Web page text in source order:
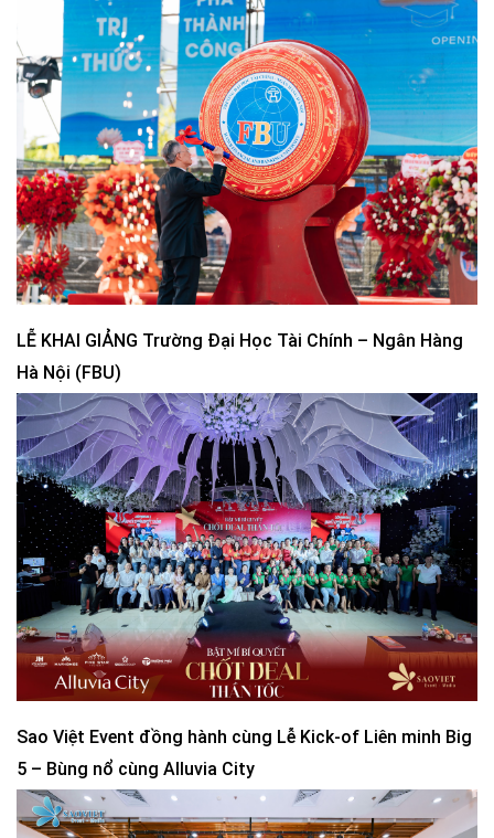
LỄ KHAI GIẢNG Trường Đại Học Tài Chính – Ngân Hàng
Hà Nội (FBU)
Sao Việt Event đồng hành cùng Lễ Kick-of Liên minh Big
5 – Bùng nổ cùng Alluvia City